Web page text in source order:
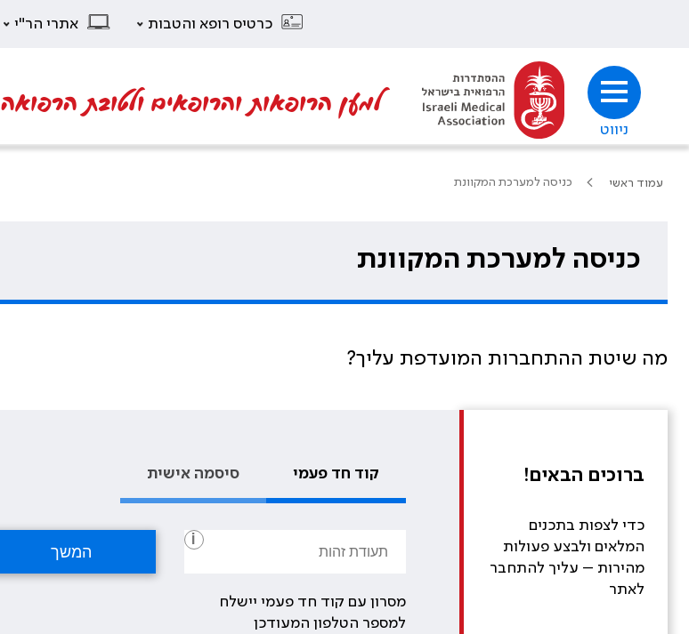
כרטיס רופא והטבות אתרי הר"י
ניווט
למען הרופאות והרופאים ולטובת הרפואה
עמוד ראשי כניסה למערכת המקוונת
כניסה למערכת המקוונת
מה שיטת ההתחברות המועדפת עליך?
ברוכים הבאים!
כדי לצפות בתכנים
המלאים ולבצע פעולות
מהירות – עליך להתחבר
לאתר
קוד חד פעמי סיסמה אישית
i
מסרון עם קוד חד פעמי יישלח
למספר הטלפון המעודכן